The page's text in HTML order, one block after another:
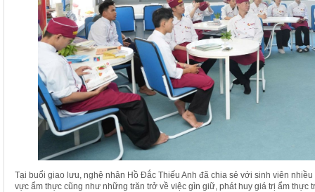
Tại buổi giao lưu, nghệ nhân Hồ Đắc Thiếu Anh đã chia sẻ với sinh viên
vực ẩm thực cũng như những trăn trở về việc gìn giữ, phát huy giá trị ẩm thực